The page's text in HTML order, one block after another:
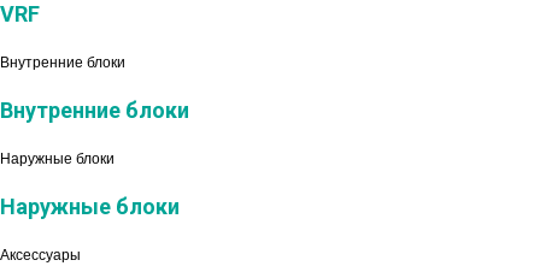
VRF
Внутренние блоки
Внутренние блоки
Наружные блоки
Наружные блоки
Аксессуары